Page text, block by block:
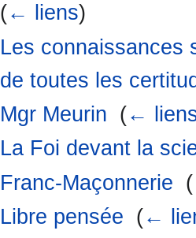
(← liens)
Les connaissances
de toutes les
Mgr Meurin (←
La Foi devant la
Franc-Maçonnerie (
Libre pensée (←